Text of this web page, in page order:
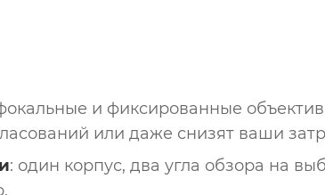
и фиксированные
или даже снизят ваши
: один корпус, два угла обзора на